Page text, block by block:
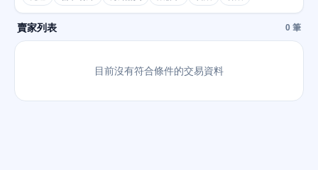
賣家列表 0 筆
目前沒有符合條件的交易資料